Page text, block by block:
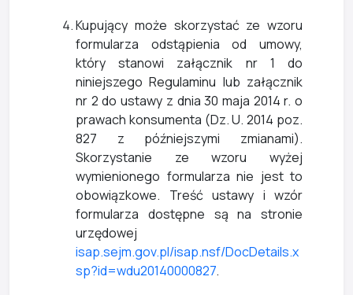
Kupujący może skorzystać ze wzoru
formularza odstąpienia od umowy,
który stanowi załącznik nr 1 do
niniejszego Regulaminu lub załącznik
nr 2 do ustawy z dnia 30 maja 2014 r. o
prawach konsumenta (Dz. U. 2014 poz.
827 z późniejszymi zmianami).
Skorzystanie ze wzoru wyżej
wymienionego formularza nie jest to
obowiązkowe. Treść ustawy i wzór
formularza dostępne są na stronie
urzędowej
isap.sejm.gov.pl/isap.nsf/DocDetails.x
sp?id=wdu20140000827.